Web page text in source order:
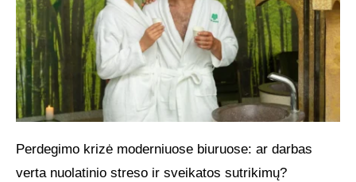
Perdegimo krizė moderniuose biuruose: ar darbas
verta nuolatinio streso ir sveikatos sutrikimų?